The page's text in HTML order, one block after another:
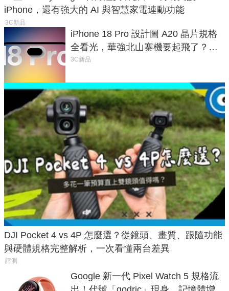
iPhone，還有強大的 AI 與智慧家電連動功能
3C新品
iPhone 18 Pro 設計圖 A20 晶片規格
全看光，華強北山寨機要起飛了？專
家曝山寨機無法復刻兩大關鍵
3C新品
DJI Pocket 4 vs 4P 怎麼選？從鏡頭、畫質、跟隨功能
與硬體規格完整解析，一次看懂兩台差異
評測
Google 新一代 Pixel Watch 5 規格流